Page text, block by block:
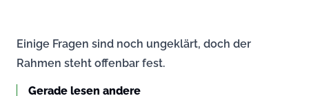
Einige Fragen sind noch ungeklärt, doch der
Rahmen steht offenbar fest.
Gerade lesen andere